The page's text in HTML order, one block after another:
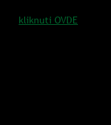
kliknuti OVDE